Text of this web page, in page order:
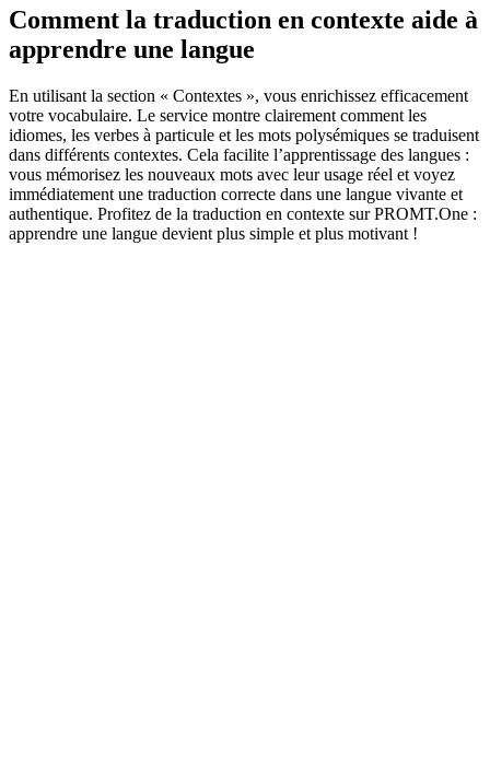
Comment la traduction en contexte aide à
apprendre une langue
En utilisant la section « Contextes », vous enrichissez efficacement
votre vocabulaire. Le service montre clairement comment les
idiomes, les verbes à particule et les mots polysémiques se traduisent
dans différents contextes. Cela facilite l’apprentissage des langues :
vous mémorisez les nouveaux mots avec leur usage réel et voyez
immédiatement une traduction correcte dans une langue vivante et
authentique. Profitez de la traduction en contexte sur PROMT.One :
apprendre une langue devient plus simple et plus motivant !